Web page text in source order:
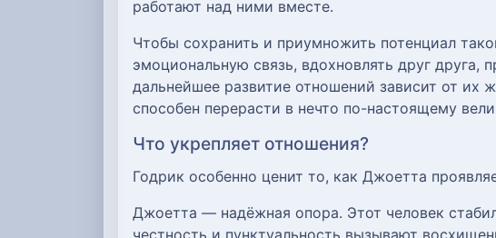
работают над ними вместе.
Чтобы сохранить и приумножить потенциал
эмоциональную связь, вдохновлять друг
дальнейшее развитие отношений зависит от их
способен перерасти в нечто по-настоящему
Что укрепляет отношения?
Годрик особенно ценит то, как Джоетта
Джоетта — надёжная опора. Этот человек